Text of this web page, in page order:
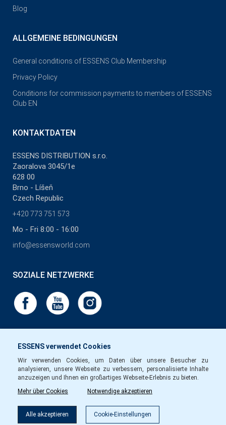
ESSENS verwendet Cookies
Wir verwenden Cookies, um Daten über unsere Besucher zu
analysieren, unsere Webseite zu verbessern, personalisierte Inhalte
anzuzeigen und Ihnen ein großartiges Webseite-Erlebnis zu bieten.
Mehr über Cookies
Notwendige akzeptieren
Alle akzeptieren Cookie-Einstellungen
Blog
ALLGEMEINE BEDINGUNGEN
General conditions of ESSENS Club Membership
Privacy Policy
Conditions for commission payments to members of ESSENS
Club EN
KONTAKTDATEN
ESSENS DISTRIBUTION s.r.o.
Zaoralova 3045/1e
628 00
Brno - Líšeň
Czech Republic
+420 773 751 573
Mo - Fri 8:00 - 16:00
info@essensworld.com
SOZIALE NETZWERKE